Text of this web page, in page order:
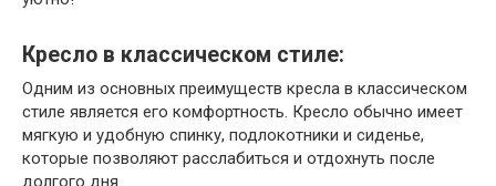
Кресло в классическом стиле:
Одним из основных преимуществ кресла в классическом
стиле является его комфортность. Кресло обычно имеет
мягкую и удобную спинку, подлокотники и сиденье,
которые позволяют расслабиться и отдохнуть после
долгого дня.